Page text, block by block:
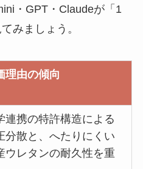
・GPT・Claudeが「1
みましょう。
理由の傾向
連携の特許構造による
分散と、へたりにくい
ウレタンの耐久性を重